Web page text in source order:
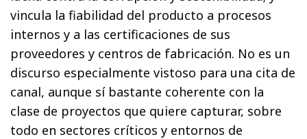
vincula la fiabilidad del producto a procesos
internos y a las certificaciones de sus
proveedores y centros de fabricación. No es un
discurso especialmente vistoso para una cita de
canal, aunque sí bastante coherente con la
clase de proyectos que quiere capturar, sobre
todo en sectores críticos y entornos de